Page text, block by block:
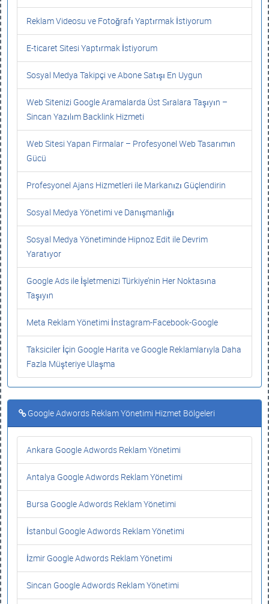
Reklam Videosu ve Fotoğrafı Yaptırmak İstiyorum
E-ticaret Sitesi Yaptırmak İstiyorum
Sosyal Medya Takipçi ve Abone Satışı En Uygun
Web Sitenizi Google Aramalarda Üst Sıralara Taşıyın –
Sincan Yazılım Backlink Hizmeti
Web Sitesi Yapan Firmalar – Profesyonel Web Tasarımın
Gücü
Profesyonel Ajans Hizmetleri ile Markanızı Güçlendirin
Sosyal Medya Yönetimi ve Danışmanlığı
Sosyal Medya Yönetiminde Hipnoz Edit ile Devrim
Yaratıyor
Google Ads ile İşletmenizi Türkiye’nin Her Noktasına
Taşıyın
Meta Reklam Yönetimi İnstagram-Facebook-Google
Taksiciler İçin Google Harita ve Google Reklamlarıyla Daha
Fazla Müşteriye Ulaşma
Google Adwords Reklam Yönetimi Hizmet Bölgeleri
Ankara Google Adwords Reklam Yönetimi
Antalya Google Adwords Reklam Yönetimi
Bursa Google Adwords Reklam Yönetimi
İstanbul Google Adwords Reklam Yönetimi
İzmir Google Adwords Reklam Yönetimi
Sincan Google Adwords Reklam Yönetimi